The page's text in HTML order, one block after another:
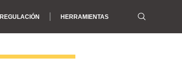
REGULACIÓN HERRAMIENTAS